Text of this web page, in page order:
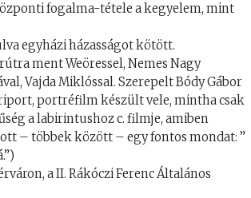
fogalma-tétele a kegyelem, mint
egyházi házasságot kötött.
ment Weöressel, Nemes Nagy
Vajda Miklóssal. Szerepelt Bódy Gábor
portréfilm készült vele, mintha csak
a labirintushoz c. filmje, amiben
– többek között – egy fontos mondat: ”
a II. Rákóczi Ferenc Általános